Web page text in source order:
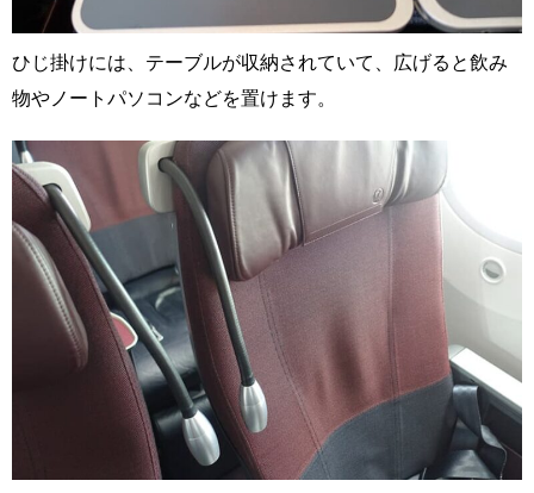
ひじ掛けには、テーブルが収納されていて、広げると飲み
物やノートパソコンなどを置けます。